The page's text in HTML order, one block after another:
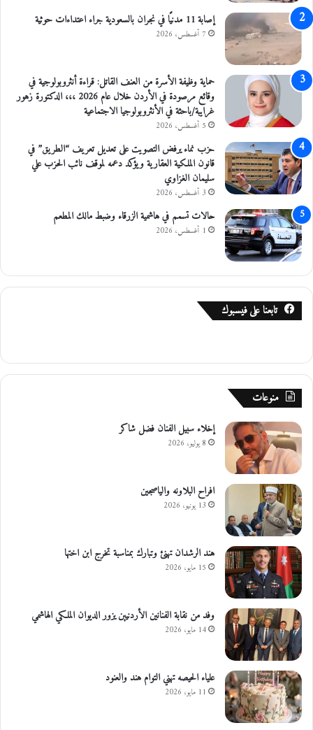
إصابة 11 مدنيًا في نجران بالسعودية جراء اعتداءات حوثية
7 أغسطس، 2026
حماية وظيفة الأسرة من العنف القاتل: قراءة أنثروبولوجية في
وقائع مرصودة في الأردن خلال عام 2026 ،،، الدكتورة زهور
غرايبة/باحثة في الأنثروبولوجيا الاجتماعية
5 أغسطس، 2026
حزب نماء يرفض التصويت على تعديل تعريف “الطريق” في
قانون الملكية العقارية ويؤكد دعمه لموقف نائب الحزب علي
سليمان الغزاوي
3 أغسطس، 2026
حالات تسمم في هاشمية الزرقاء وضبط مالك المطعم
1 أغسطس، 2026
تابعنا على فيسبوك
منوعات
إخلاء سبيل الفنان فضل شاكر
8 يوليو، 2026
افراح البلاونه والياصجين
13 يونيو، 2026
هند الرشدان تهنئ وتبارك بمناسبة تخرج ابن اختها
15 مايو، 2026
وفد من نقابة الفنانين الأردنيين يزور الديوان الملكي الهاشمي
14 مايو، 2026
علياء الحيصه تهني التوام هند والعنود
11 مايو، 2026